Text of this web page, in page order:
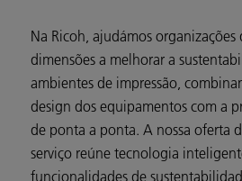
Na Ricoh, ajudámos organizações
dimensões a melhorar a
ambientes de impressão,
design dos equipamentos com a
de ponta a ponta. A nossa oferta
serviço reúne tecnologia
funcionalidades de